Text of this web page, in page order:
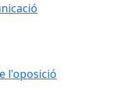
l'oposició